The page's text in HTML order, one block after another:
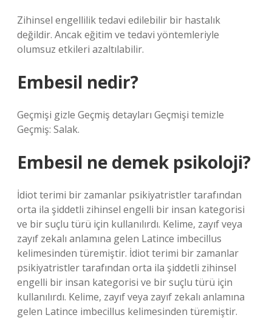
Zihinsel engellilik tedavi edilebilir bir hastalık
değildir. Ancak eğitim ve tedavi yöntemleriyle
olumsuz etkileri azaltılabilir.
Embesil nedir?
Geçmişi gizle Geçmiş detayları Geçmişi temizle
Geçmiş: Salak.
Embesil ne demek psikoloji?
İdiot terimi bir zamanlar psikiyatristler tarafından
orta ila şiddetli zihinsel engelli bir insan kategorisi
ve bir suçlu türü için kullanılırdı. Kelime, zayıf veya
zayıf zekalı anlamına gelen Latince imbecillus
kelimesinden türemiştir. İdiot terimi bir zamanlar
psikiyatristler tarafından orta ila şiddetli zihinsel
engelli bir insan kategorisi ve bir suçlu türü için
kullanılırdı. Kelime, zayıf veya zayıf zekalı anlamına
gelen Latince imbecillus kelimesinden türemiştir.